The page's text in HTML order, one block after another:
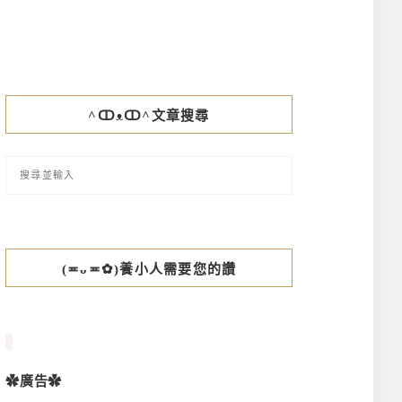
^ↀᴥↀ^文章搜尋
(≖ᴗ≖✿)養小人需要您的讚
✿廣告✿